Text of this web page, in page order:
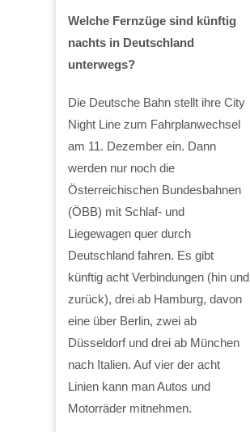
Welche Fernzüge sind künftig
nachts in Deutschland
unterwegs?
Die Deutsche Bahn stellt ihre City
Night Line zum Fahrplanwechsel
am 11. Dezember ein. Dann
werden nur noch die
Österreichischen Bundesbahnen
(ÖBB) mit Schlaf- und
Liegewagen quer durch
Deutschland fahren. Es gibt
künftig acht Verbindungen (hin und
zurück), drei ab Hamburg, davon
eine über Berlin, zwei ab
Düsseldorf und drei ab München
nach Italien. Auf vier der acht
Linien kann man Autos und
Motorräder mitnehmen.